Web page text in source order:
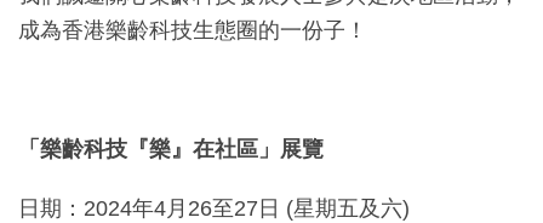
成為香港樂齡科技生態圈的一份子！
「樂齡科技『樂』在社區」展覽
日期：2024年4月26至27日 (星期五及六)